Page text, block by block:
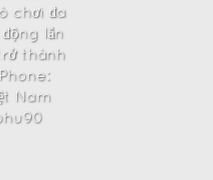
chơi đa
lẫn
thành
Nam